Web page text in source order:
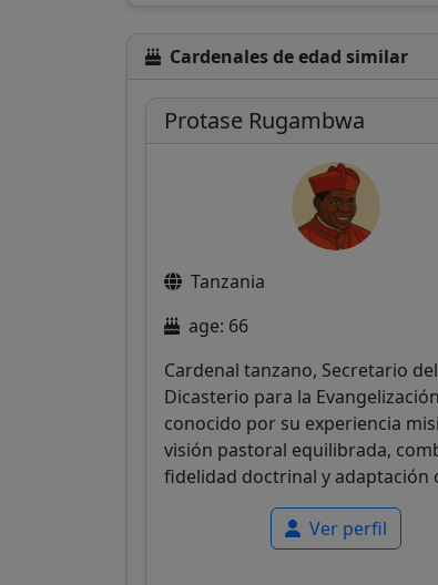
Cardenales de edad similar
Protase Rugambwa
Tanzania
age: 66
Cardenal tanzano, Secretario del
Dicasterio para la
conocido por su experiencia
visión pastoral equilibrada,
fidelidad doctrinal y adaptación
Ver perfil